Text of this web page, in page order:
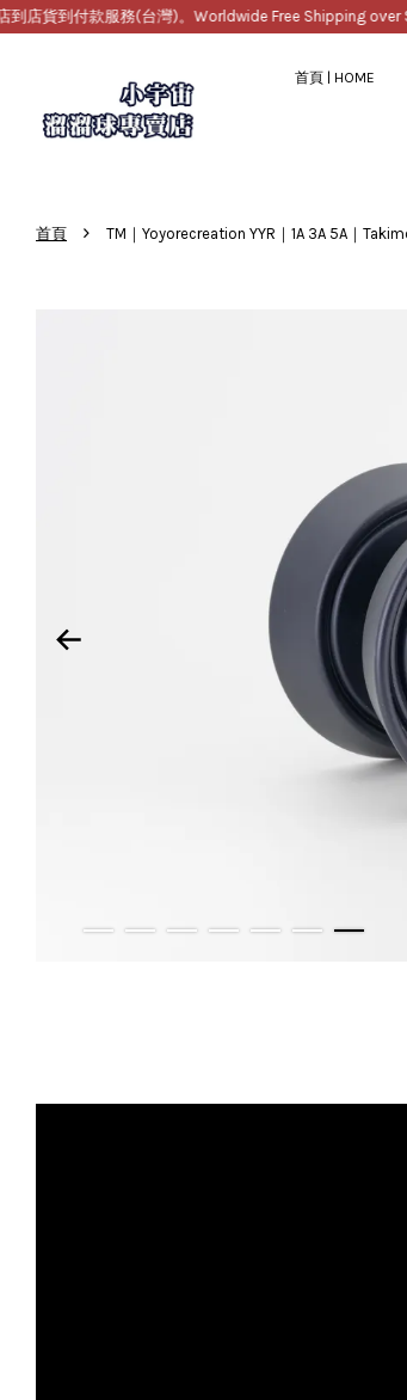
貨到付款服務(台灣)。Worldwide Free Shipping over $200
首頁 | HOME
首頁 › TM｜Yoyorecreation YYR｜1A 3A 5A｜